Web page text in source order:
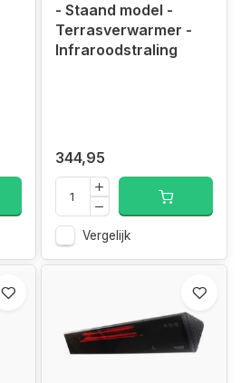
- Staand model -
Terrasverwarmer -
Infraroodstraling
344,95
Vergelijk